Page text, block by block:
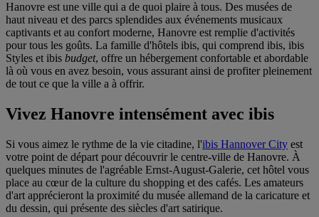
Hanovre est une ville qui a de quoi plaire à tous. Des musées de
haut niveau et des parcs splendides aux événements musicaux
captivants et au confort moderne, Hanovre est remplie d'activités
pour tous les goûts. La famille d'hôtels ibis, qui comprend ibis, ibis
Styles et ibis budget, offre un hébergement confortable et abordable
là où vous en avez besoin, vous assurant ainsi de profiter pleinement
de tout ce que la ville a à offrir.
Vivez Hanovre intensément avec ibis
Si vous aimez le rythme de la vie citadine, l'ibis Hannover City est
votre point de départ pour découvrir le centre-ville de Hanovre. À
quelques minutes de l'agréable Ernst-August-Galerie, cet hôtel vous
place au cœur de la culture du shopping et des cafés. Les amateurs
d'art apprécieront la proximité du musée allemand de la caricature et
du dessin, qui présente des siècles d'art satirique.